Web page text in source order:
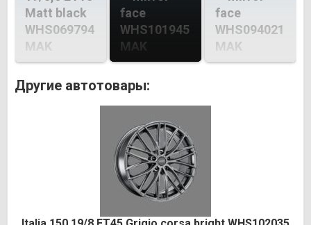
Matt black
WHS069794
MAK
face
WHS101945
MAK
face
WHS094021
MAK
Другие автотовары: